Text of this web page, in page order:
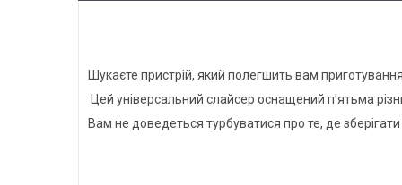
Шукаєте пристрій, який полегшить вам
Цей універсальний слайсер оснащений п'ятьма
Вам не доведеться турбуватися про те, де